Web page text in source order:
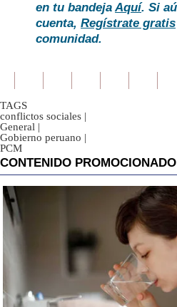
en tu bandejaAquí. Si
cuenta, Regístrate gratis
comunidad.
TAGS
conflictos sociales |
General |
Gobierno peruano |
PCM